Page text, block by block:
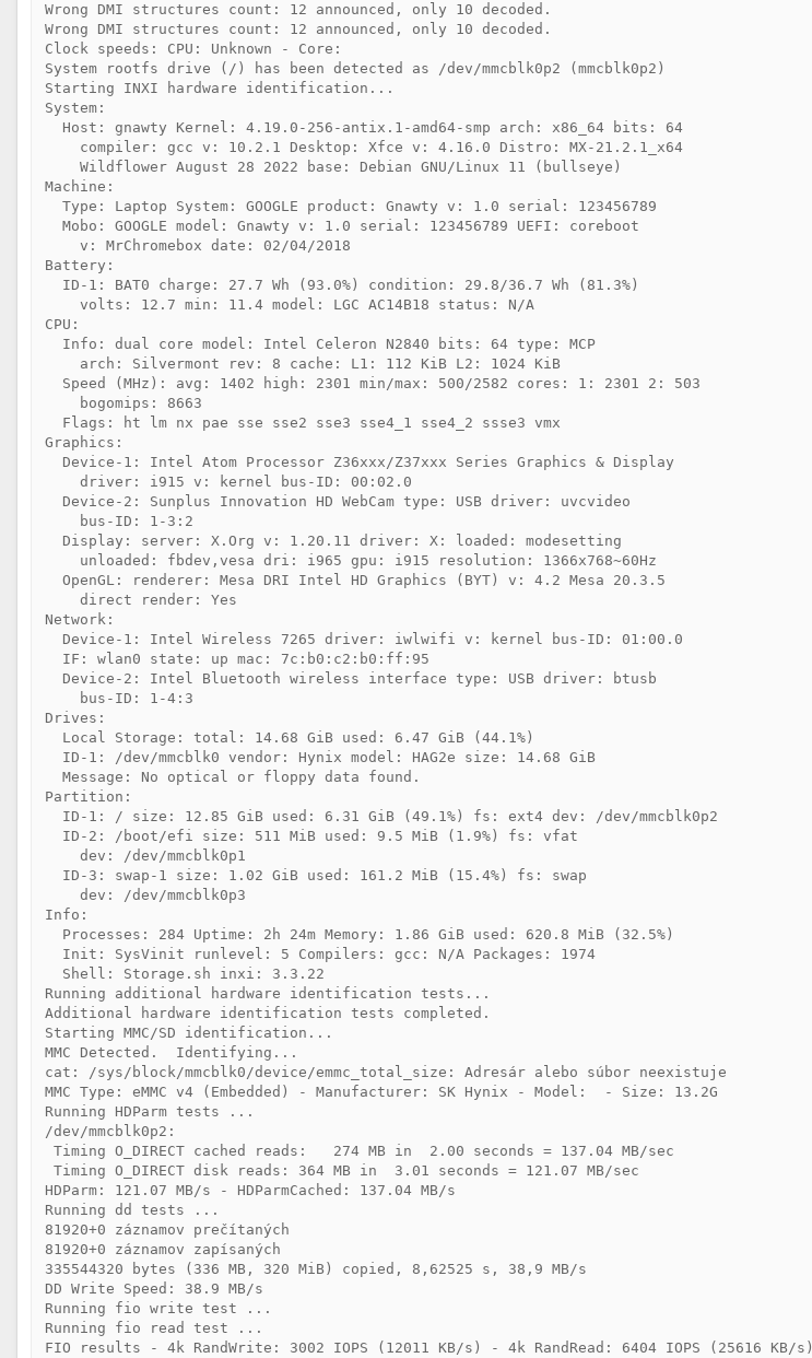
Wrong DMI structures count: 12 announced, only 10 decoded.
Wrong DMI structures count: 12 announced, only 10 decoded.
Clock speeds: CPU: Unknown - Core:
System rootfs drive (/) has been detected as /dev/mmcblk0p2 (mmcblk0p2)
Starting INXI hardware identification...
System:
  Host: gnawty Kernel: 4.19.0-256-antix.1-amd64-smp arch: x86_64 bits: 64
    compiler: gcc v: 10.2.1 Desktop: Xfce v: 4.16.0 Distro: MX-21.2.1_x64
    Wildflower August 28 2022 base: Debian GNU/Linux 11 (bullseye)
Machine:
  Type: Laptop System: GOOGLE product: Gnawty v: 1.0 serial: 123456789
  Mobo: GOOGLE model: Gnawty v: 1.0 serial: 123456789 UEFI: coreboot
    v: MrChromebox date: 02/04/2018
Battery:
  ID-1: BAT0 charge: 27.7 Wh (93.0%) condition: 29.8/36.7 Wh (81.3%)
    volts: 12.7 min: 11.4 model: LGC AC14B18 status: N/A
CPU:
  Info: dual core model: Intel Celeron N2840 bits: 64 type: MCP
    arch: Silvermont rev: 8 cache: L1: 112 KiB L2: 1024 KiB
  Speed (MHz): avg: 1402 high: 2301 min/max: 500/2582 cores: 1: 2301 2: 503
    bogomips: 8663
  Flags: ht lm nx pae sse sse2 sse3 sse4_1 sse4_2 ssse3 vmx
Graphics:
  Device-1: Intel Atom Processor Z36xxx/Z37xxx Series Graphics & Display
    driver: i915 v: kernel bus-ID: 00:02.0
  Device-2: Sunplus Innovation HD WebCam type: USB driver: uvcvideo
    bus-ID: 1-3:2
  Display: server: X.Org v: 1.20.11 driver: X: loaded: modesetting
    unloaded: fbdev,vesa dri: i965 gpu: i915 resolution: 1366x768~60Hz
  OpenGL: renderer: Mesa DRI Intel HD Graphics (BYT) v: 4.2 Mesa 20.3.5
    direct render: Yes
Network:
  Device-1: Intel Wireless 7265 driver: iwlwifi v: kernel bus-ID: 01:00.0
  IF: wlan0 state: up mac: 7c:b0:c2:b0:ff:95
  Device-2: Intel Bluetooth wireless interface type: USB driver: btusb
    bus-ID: 1-4:3
Drives:
  Local Storage: total: 14.68 GiB used: 6.47 GiB (44.1%)
  ID-1: /dev/mmcblk0 vendor: Hynix model: HAG2e size: 14.68 GiB
  Message: No optical or floppy data found.
Partition:
  ID-1: / size: 12.85 GiB used: 6.31 GiB (49.1%) fs: ext4 dev: /dev/mmcblk0p2
  ID-2: /boot/efi size: 511 MiB used: 9.5 MiB (1.9%) fs: vfat
    dev: /dev/mmcblk0p1
  ID-3: swap-1 size: 1.02 GiB used: 161.2 MiB (15.4%) fs: swap
    dev: /dev/mmcblk0p3
Info:
  Processes: 284 Uptime: 2h 24m Memory: 1.86 GiB used: 620.8 MiB (32.5%)
  Init: SysVinit runlevel: 5 Compilers: gcc: N/A Packages: 1974
  Shell: Storage.sh inxi: 3.3.22
Running additional hardware identification tests...
Additional hardware identification tests completed.
Starting MMC/SD identification...
MMC Detected.  Identifying...
cat: /sys/block/mmcblk0/device/emmc_total_size: Adresár alebo súbor neexistuje
MMC Type: eMMC v4 (Embedded) - Manufacturer: SK Hynix - Model:  - Size: 13.2G
Running HDParm tests ...
/dev/mmcblk0p2:
Timing O_DIRECT cached reads:   274 MB in  2.00 seconds = 137.04 MB/sec
Timing O_DIRECT disk reads: 364 MB in  3.01 seconds = 121.07 MB/sec
HDParm: 121.07 MB/s - HDParmCached: 137.04 MB/s
Running dd tests ...
81920+0 záznamov prečítaných
81920+0 záznamov zapísaných
335544320 bytes (336 MB, 320 MiB) copied, 8,62525 s, 38,9 MB/s
DD Write Speed: 38.9 MB/s
Running fio write test ...
Running fio read test ...
FIO results - 4k RandWrite: 3002 IOPS (12011 KB/s) - 4k RandRead: 6404 IOPS (25616 KB/s)